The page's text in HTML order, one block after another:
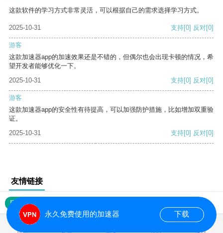
这款软件的学习方式非常灵活，可以根据自己的需求选择学习方式。
2025-10-31 支持[0] 反对[0]
游客
这款加速器app的加速效果还是不错的，但偶尔也会出现卡顿的情况，希
望开发者能够优化一下。
2025-10-31
支持[0] 反对[0]
游客
这款加速器app的安全性有待提高，可以加强防护措施，比如增加双重验
证。
2025-10-31
支持[0] 反对[0]
友情链接
网站地图
永久免费使用的加速器 下载